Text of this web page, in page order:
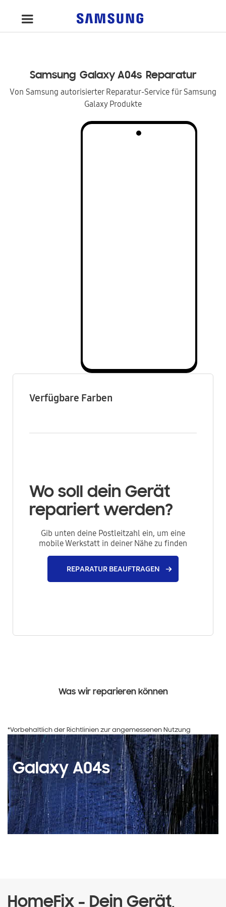
Samsung Galaxy A04s Reparatur
Von Samsung autorisierter Reparatur-Service für Samsung
Galaxy Produkte
Verfügbare Farben
Wo soll dein Gerät
repariert werden?
Gib unten deine Postleitzahl ein, um eine
mobile Werkstatt in deiner Nähe zu finden
REPARATUR BEAUFTRAGEN
Was wir reparieren können
*Vorbehaltlich der Richtlinien zur angemessenen Nutzung
Galaxy A04s
HomeFix - Dein Gerät,